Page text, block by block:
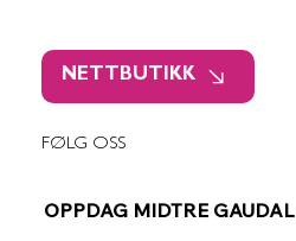
NETTBUTIKK
FØLG OSS
OPPDAG MIDTRE GAUDAL